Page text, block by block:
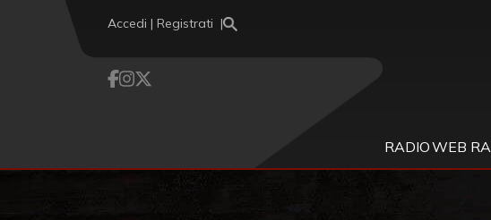
Accedi | Registrati
RADIOWEB